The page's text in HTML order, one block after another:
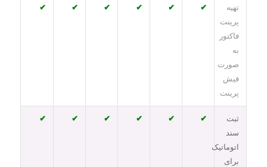
تهیه
پرینت
فاکتور
به
صورت
فیش
پرینت
✔
✔
✔
✔
✔
✔
ثبت
سند
اتوماتیک
برای
✔
✔
✔
✔
✔
✔